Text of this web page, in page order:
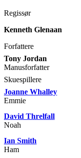
Regissør
Kenneth Glenaan
Forfattere
Tony Jordan
Manusforfatter
Skuespillere
Joanne Whalley
Emmie
David Threlfall
Noah
Ian Smith
Ham